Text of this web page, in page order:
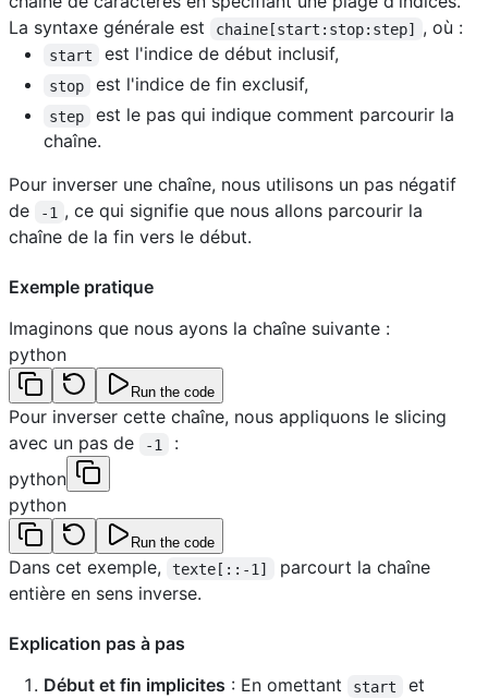
La syntaxe générale est
chaine[start:stop:step] , où :
start est l'indice de début inclusif,
stop est l'indice de fin exclusif,
step
est le pas qui indique comment parcourir la
chaîne.
Pour inverser une chaîne, nous utilisons un pas négatif
de
-1 , ce qui signifie que nous allons parcourir la
chaîne de la fin vers le début.
Exemple pratique
Imaginons que nous ayons la chaîne suivante :
python
Run the code
Pour inverser cette chaîne, nous appliquons le slicing
avec un pas de
-1
:
python
python
Run the code
Dans cet exemple, texte[::-1]
parcourt la chaîne
entière en sens inverse.
Explication pas à pas
Début et fin implicites : En omettant start et